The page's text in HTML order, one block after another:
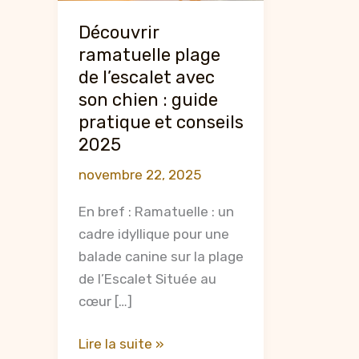
Découvrir
ramatuelle plage
de l’escalet avec
son chien : guide
pratique et conseils
2025
novembre 22, 2025
En bref : Ramatuelle : un
cadre idyllique pour une
balade canine sur la plage
de l’Escalet Située au
cœur […]
Découvrir
Lire la suite »